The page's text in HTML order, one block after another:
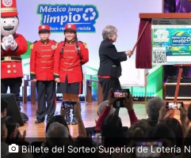
Billete del Sorteo Superior de Lotería